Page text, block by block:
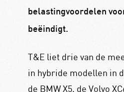
belastingvoordelen
beëindigt.
T&E liet drie van de
in hybride modellen in
de BMW X5, de Volvo